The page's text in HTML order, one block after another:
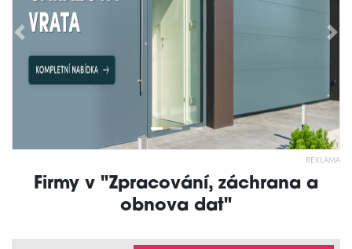
Předchozí
REKLAMA
Firmy v "Zpracování, záchrana a
obnova dat"